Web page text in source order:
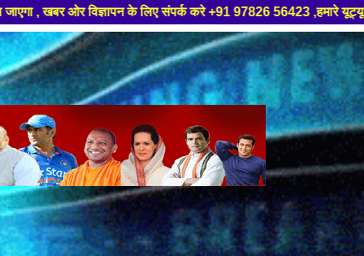
संपर्क करे +91 97826 56423 ,हमारे यूट्यूब चैनल को सबस्क्राइब करें,